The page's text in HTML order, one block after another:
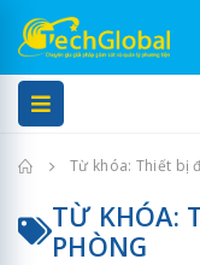
Trang chủTừ khóa: Thiết bị
TỪ KHÓA:
PHÒNG